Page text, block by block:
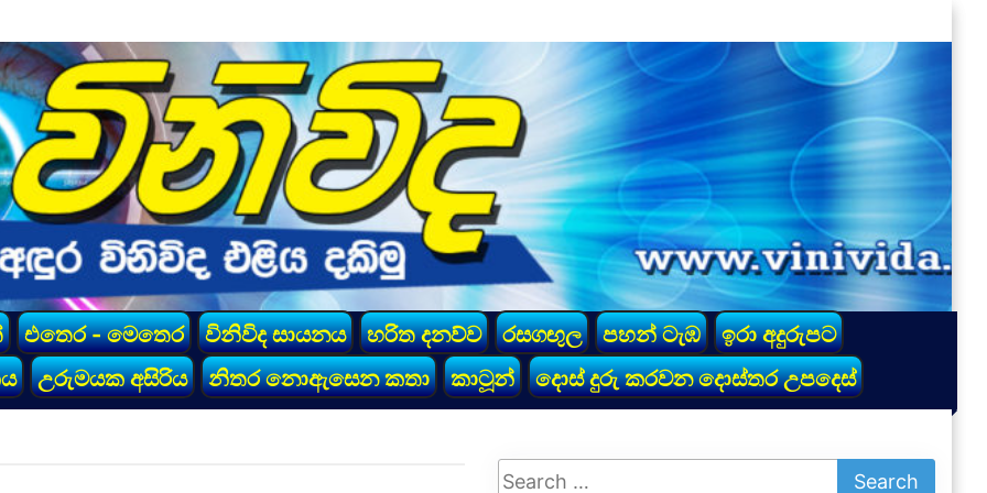
එතෙර - මෙතෙර විනිවිද සායනය හරිත දනව්ව රසගඟුල පහන් ටැඹ
ඉරා අදුරුපට
උරුමයක අසිරිය නිතර නොඇසෙන කතා කාටූන් දොස් දුරු කරවන දොස්තර උපදෙස්